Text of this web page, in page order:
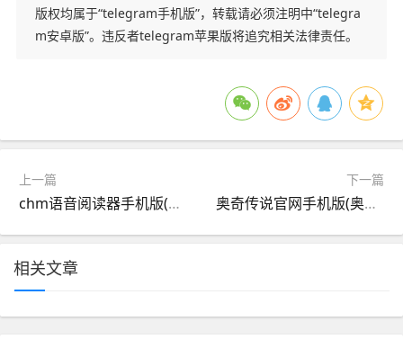
版权均属于“telegram手机版”，转载请必须注明中“telegra
m安卓版”。违反者telegram苹果版将追究相关法律责任。
上一篇
chm语音阅读器手机版(chm阅读器手机安卓版中文)
下一篇
奥奇传说官网手机版(奥奇传说手游官方网站登录)
相关文章